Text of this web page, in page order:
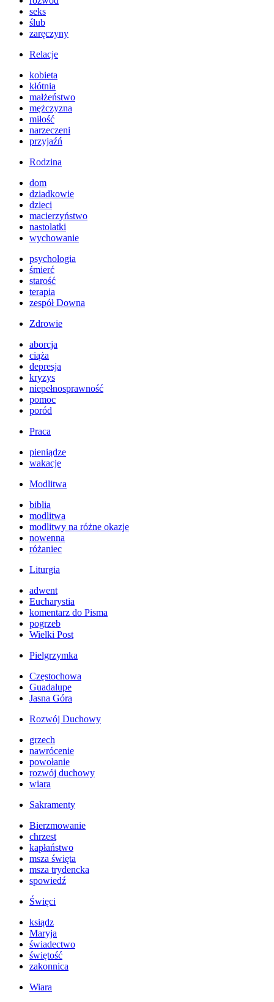
seks
ślub
zaręczyny
Relacje
kobieta
kłótnia
małżeństwo
mężczyzna
miłość
narzeczeni
przyjaźń
Rodzina
dom
dziadkowie
dzieci
macierzyństwo
nastolatki
wychowanie
psychologia
śmierć
starość
terapia
zespół Downa
Zdrowie
aborcja
ciąża
depresja
kryzys
niepełnosprawność
pomoc
poród
Praca
pieniądze
wakacje
Modlitwa
biblia
modlitwa
modlitwy na różne okazje
nowenna
różaniec
Liturgia
adwent
Eucharystia
komentarz do Pisma
pogrzeb
Wielki Post
Pielgrzymka
Częstochowa
Guadalupe
Jasna Góra
Rozwój Duchowy
grzech
nawrócenie
powołanie
rozwój duchowy
wiara
Sakramenty
Bierzmowanie
chrzest
kapłaństwo
msza święta
msza trydencka
spowiedź
Święci
ksiądz
Maryja
świadectwo
świętość
zakonnica
Wiara